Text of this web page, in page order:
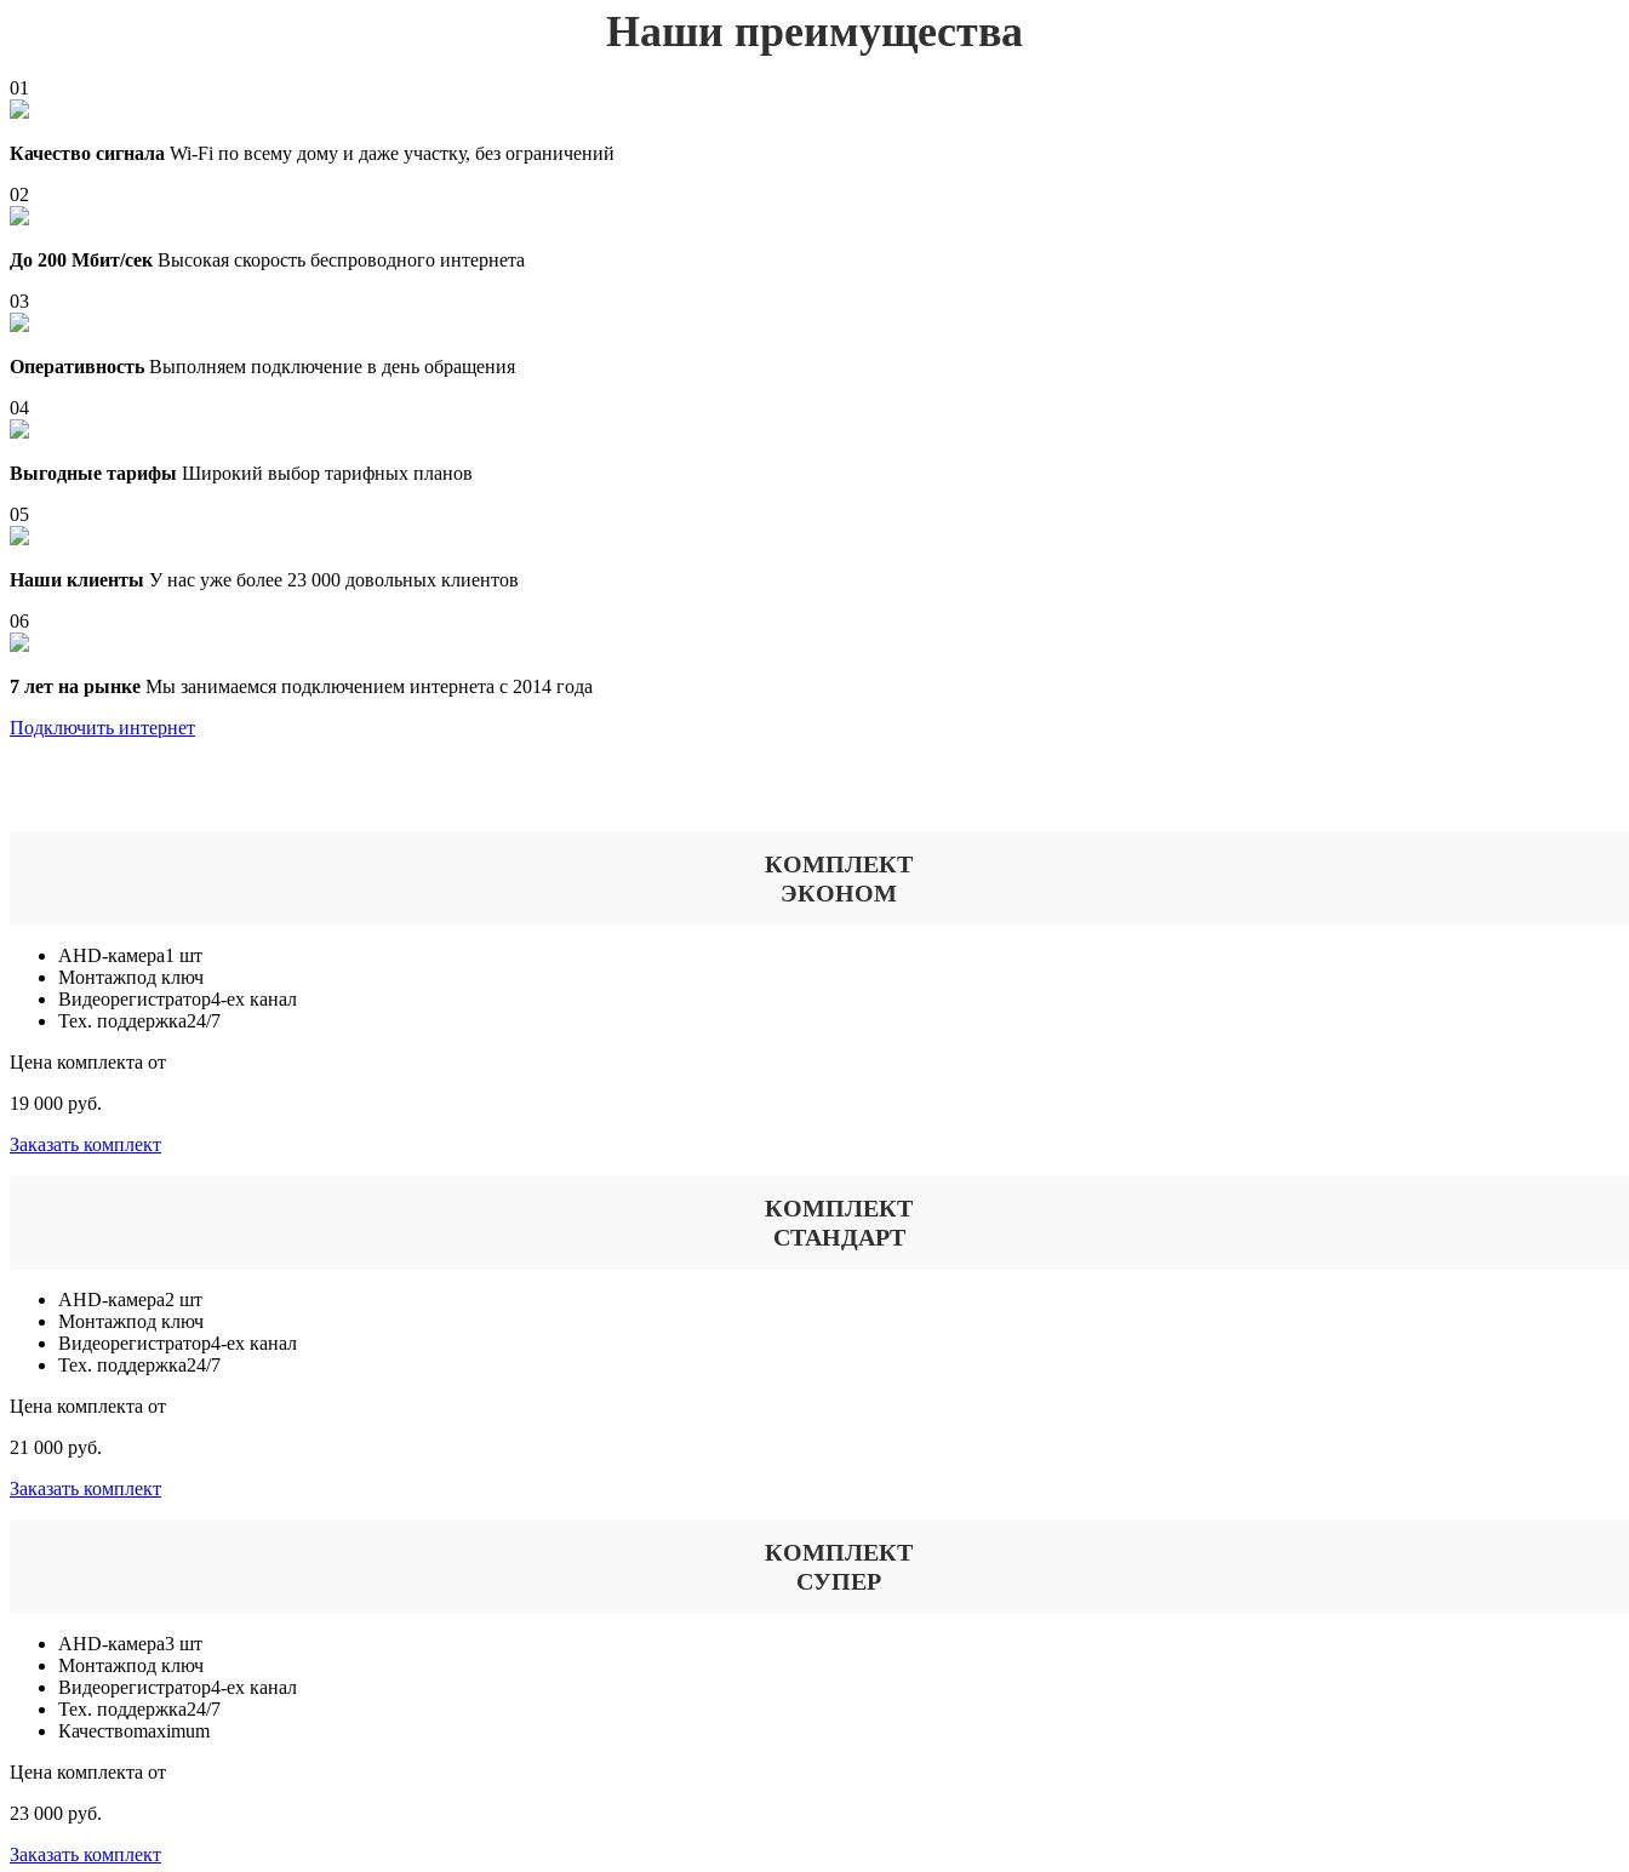
Наши преимущества
01
Качество сигнала Wi-Fi по всему дому и даже участку, без ограничений
02
До 200 Мбит/сек Высокая скорость беспроводного интернета
03
Оперативность Выполняем подключение в день обращения
04
Выгодные тарифы Широкий выбор тарифных планов
05
Наши клиенты У нас уже более 23 000 довольных клиентов
06
7 лет на рынке Мы занимаемся подключением интернета с 2014 года
Подключить интернет
КОМПЛЕКТ
ЭКОНОМ
AHD-камера1 шт
Монтажпод ключ
Видеорегистратор4-ех канал
Тех. поддержка24/7
Цена комплекта от
19 000 руб.
Заказать комплект
КОМПЛЕКТ
СТАНДАРТ
AHD-камера2 шт
Монтажпод ключ
Видеорегистратор4-ех канал
Тех. поддержка24/7
Цена комплекта от
21 000 руб.
Заказать комплект
КОМПЛЕКТ
СУПЕР
AHD-камера3 шт
Монтажпод ключ
Видеорегистратор4-ех канал
Тех. поддержка24/7
Качествоmaximum
Цена комплекта от
23 000 руб.
Заказать комплект